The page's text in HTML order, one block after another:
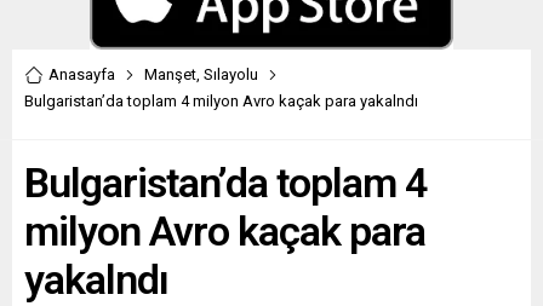
Anasayfa Manşet, Sılayolu
Bulgaristan’da toplam 4 milyon Avro kaçak para yakalndı
Bulgaristan’da toplam 4
milyon Avro kaçak para
yakalndı